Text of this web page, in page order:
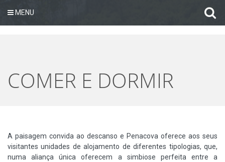
MENU
COMER E DORMIR
A paisagem convida ao descanso e Penacova oferece aos seus
visitantes unidades de alojamento de diferentes tipologias, que,
numa aliança única oferecem a simbiose perfeita entre a